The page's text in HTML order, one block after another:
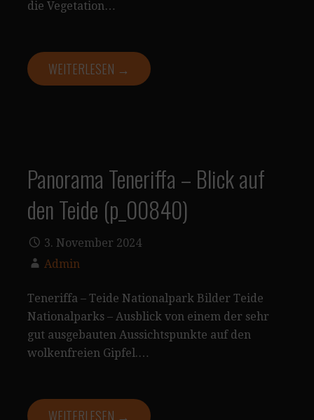
die Vegetation…
WEITERLESEN →
Panorama Teneriffa – Blick auf
den Teide (p_00840)
3. November 2024
Admin
Teneriffa – Teide Nationalpark Bilder Teide
Nationalparks – Ausblick von einem der sehr
gut ausgebauten Aussichtspunkte auf den
wolkenfreien Gipfel.…
WEITERLESEN →